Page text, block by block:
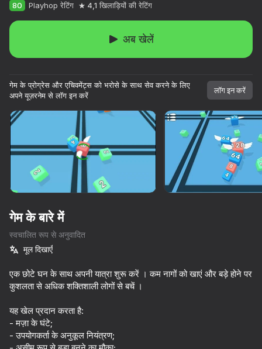
सभी मुफ्त।
सभी आपके।
शुरू करें
डिवाइस घुमाएँ
यह गेम केवल लैंडस्केप
ओरिएंटेशन का समर्थन करता है
Slap Aura
84
Inkly Arena
80 Playhop रेटिंग 4,1 खिलाड़ियों की रेटिंग
अब खेलें
गेम के प्रोग्रेस और एचिवमेंट्स को भरोसे के साथ सेव करने के लिए
अपने यूज़रनेम से लॉग इन करें
लॉग इन करें
गेम के बारे में
स्वचालित रूप से अनुवादित
मूल दिखाएँ
एक छोटे घन के साथ अपनी यात्रा शुरू करें । कम नागों को खाएं और बड़े होने पर
कुशलता से अधिक शक्तिशाली लोगों से बचें ।
यह खेल प्रदान करता है:
- मज़ा के घंटे;
- उपयोगकर्ता के अनुकूल नियंत्रण;